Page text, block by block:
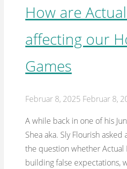
The
Stolen
Dream"
How are
affecting our
Games
Februar 8, 2025 Februar 8,
A while back in one of his
Shea aka. Sly Flourish
the question whether Actual
building false expectations,